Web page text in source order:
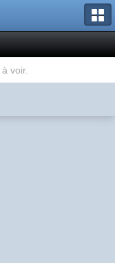
voir.